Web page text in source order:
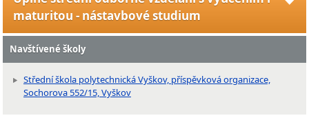
maturitou - nástavbové studium
Navštívené školy
Střední škola polytechnická Vyškov, příspěvková organizace,
Sochorova 552/15, Vyškov